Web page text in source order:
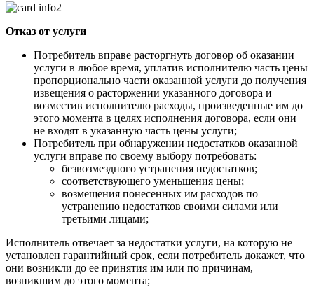
Отказ от услуги
Потребитель вправе расторгнуть договор об оказании
услуги в любое время, уплатив исполнителю часть цены
пропорционально части оказанной услуги до получения
извещения о расторжении указанного договора и
возместив исполнителю расходы, произведенные им до
этого момента в целях исполнения договора, если они
не входят в указанную часть цены услуги;
Потребитель при обнаружении недостатков оказанной
услуги вправе по своему выбору потребовать:
безвозмездного устранения недостатков;
соответствующего уменьшения цены;
возмещения понесенных им расходов по
устранению недостатков своими силами или
третьими лицами;
Исполнитель отвечает за недостатки услуги, на которую не
установлен гарантийный срок, если потребитель докажет, что
они возникли до ее принятия им или по причинам,
возникшим до этого момента;